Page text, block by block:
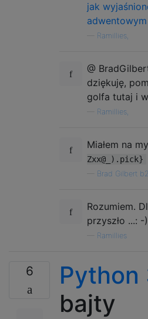
jak
adwentowym
Ramillies,
@
dziękuję,
golfa tutaj i
Ramillies,
Miałem na
Zxx@_).pick}
Brad Gilbert
Rozumiem.
przyszło ...:
Ramillies
6 Python
bajty